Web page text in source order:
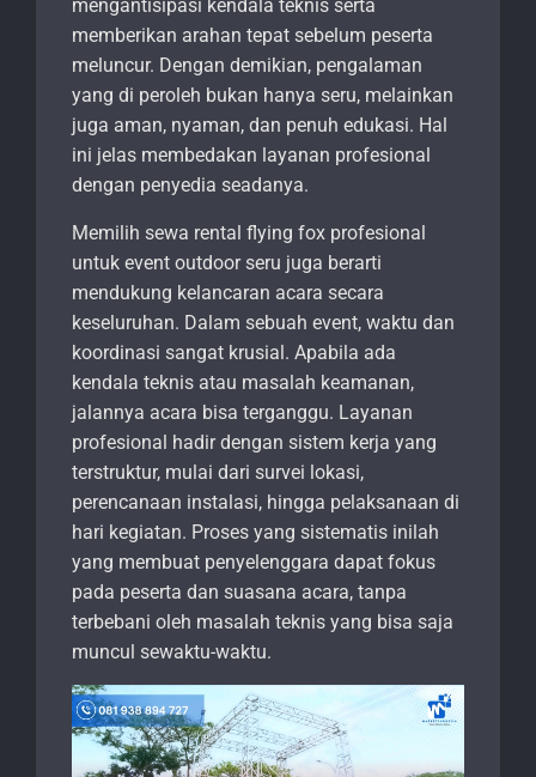
mengantisipasi kendala teknis serta
memberikan arahan tepat sebelum peserta
meluncur. Dengan demikian, pengalaman
yang di peroleh bukan hanya seru, melainkan
juga aman, nyaman, dan penuh edukasi. Hal
ini jelas membedakan layanan profesional
dengan penyedia seadanya.
Memilih sewa rental flying fox profesional
untuk event outdoor seru juga berarti
mendukung kelancaran acara secara
keseluruhan. Dalam sebuah event, waktu dan
koordinasi sangat krusial. Apabila ada
kendala teknis atau masalah keamanan,
jalannya acara bisa terganggu. Layanan
profesional hadir dengan sistem kerja yang
terstruktur, mulai dari survei lokasi,
perencanaan instalasi, hingga pelaksanaan di
hari kegiatan. Proses yang sistematis inilah
yang membuat penyelenggara dapat fokus
pada peserta dan suasana acara, tanpa
terbebani oleh masalah teknis yang bisa saja
muncul sewaktu-waktu.